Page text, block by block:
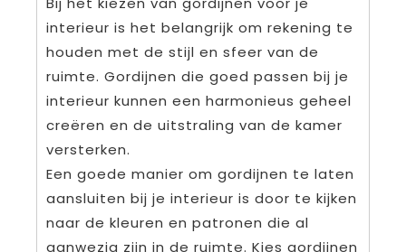
interieur is het belangrijk om rekening te
houden met de stijl en sfeer van de
ruimte. Gordijnen die goed passen bij je
interieur kunnen een harmonieus geheel
creëren en de uitstraling van de kamer
versterken.
Een goede manier om gordijnen te laten
aansluiten bij je interieur is door te kijken
naar de kleuren en patronen die al
aanwezig zijn in de ruimte. Kies gordijnen